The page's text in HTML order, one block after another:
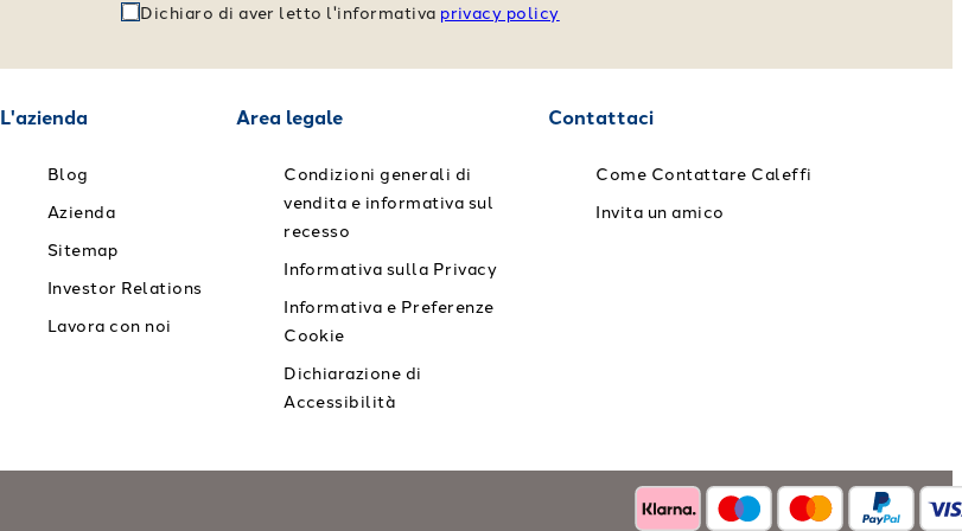
Dichiaro di aver letto l'informativa privacy policy
L'azienda
Blog
Azienda
Sitemap
Investor Relations
Lavora con noi
Area legale
Condizioni generali di
vendita e informativa sul
recesso
Informativa sulla Privacy
Informativa e Preferenze
Cookie
Dichiarazione di
Accessibilità
Contattaci
Come Contattare Caleffi
Invita un amico